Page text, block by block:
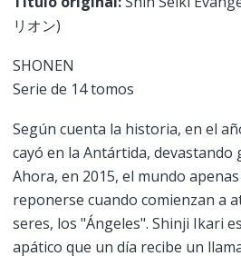
リオン)
SHONEN
Serie de 14 tomos
Según cuenta la historia, en el
cayó en la Antártida,
Ahora, en 2015, el mundo
reponerse cuando comienzan a
seres, los "Ángeles". Shinji Ikari
apático que un día recibe un